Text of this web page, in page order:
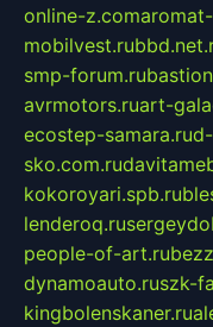
online-z.com
mobilvest.ru
smp-forum.ru
avrmotors.ruart-
ecostep-samara.ru
sko.com.ru
kokoroyari.spb.ru
lenderoq.ru
people-of-art.ru
dynamoauto.ruszk-
kingbolenskaner.ru